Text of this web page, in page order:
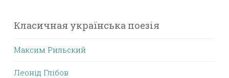
Класичная українська поезія
Максим Рильский
Леонід Глібов